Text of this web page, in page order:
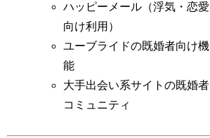
ハッピーメール（浮気・恋愛
向け利用）
ユーブライドの既婚者向け機
能
大手出会い系サイトの既婚者
コミュニティ